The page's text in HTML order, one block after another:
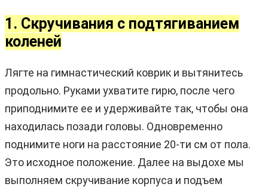
1. Скручивания с подтягиванием
коленей
Лягте на гимнастический коврик и вытянитесь
продольно. Руками ухватите гирю, после чего
приподнимите ее и удерживайте так, чтобы она
находилась позади головы. Одновременно
поднимите ноги на расстояние 20-ти см от пола.
Это исходное положение. Далее на выдохе мы
выполняем скручивание корпуса и подъем